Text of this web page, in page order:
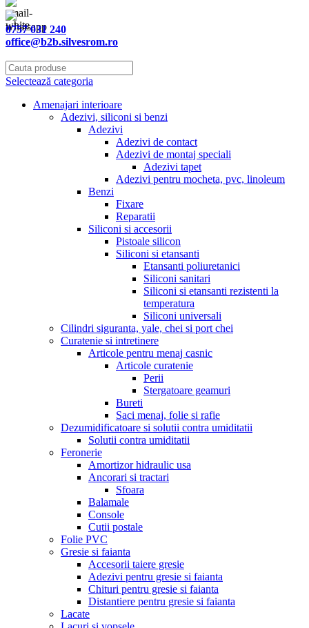
0757 031 240
office@b2b.silvesrom.ro
Selectează categoria
Amenajari interioare
Adezivi, siliconi si benzi
Adezivi
Adezivi de contact
Adezivi de montaj speciali
Adezivi tapet
Adezivi pentru mocheta, pvc, linoleum
Benzi
Fixare
Reparatii
Siliconi si accesorii
Pistoale silicon
Siliconi si etansanti
Etansanti poliuretanici
Siliconi sanitari
Siliconi si etansanti rezistenti la
temperatura
Siliconi universali
Cilindri siguranta, yale, chei si port chei
Curatenie si intretinere
Articole pentru menaj casnic
Articole curatenie
Perii
Stergatoare geamuri
Bureti
Saci menaj, folie si rafie
Dezumidificatoare si solutii contra umiditatii
Solutii contra umiditatii
Feronerie
Amortizor hidraulic usa
Ancorari si tractari
Sfoara
Balamale
Console
Cutii postale
Folie PVC
Gresie si faianta
Accesorii taiere gresie
Adezivi pentru gresie si faianta
Chituri pentru gresie si faianta
Distantiere pentru gresie si faianta
Lacate